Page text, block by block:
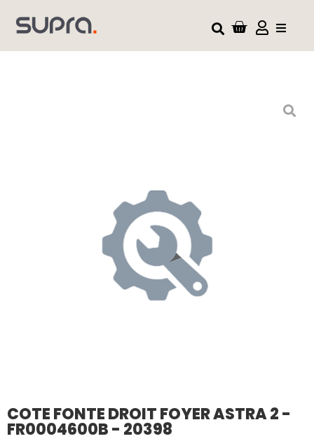
COTE FONTE DROIT FOYER ASTRA 2 -
FR0004600B - 20398